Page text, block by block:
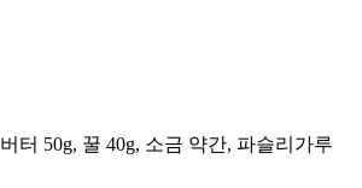
터 50g, 꿀 40g, 소금 약간, 파슬리가루